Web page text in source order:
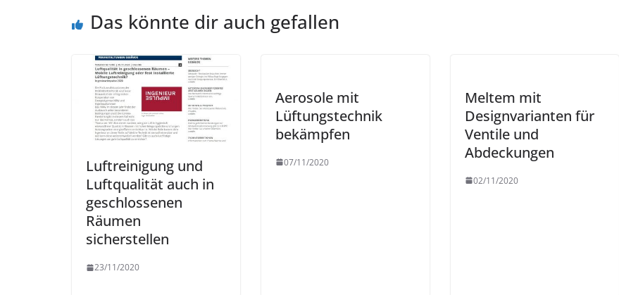
Das könnte dir auch gefallen
Luftreinigung und
Luftqualität auch in
geschlossenen
Räumen
sicherstellen
23/11/2020
Aerosole mit
Lüftungstechnik
bekämpfen
07/11/2020
Meltem mit
Designvarianten für
Ventile und
Abdeckungen
02/11/2020